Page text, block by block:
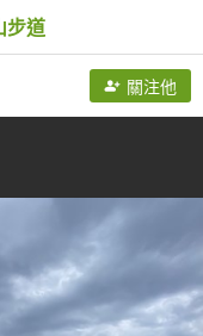
步道
關注他